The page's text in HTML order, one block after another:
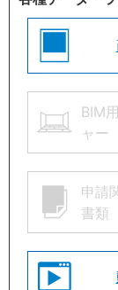
BIM
ャー
申請
書類